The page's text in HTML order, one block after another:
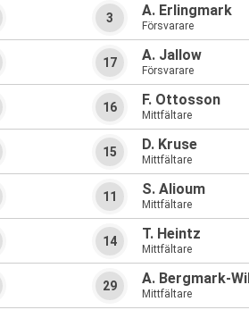
3 A. Erlingmark
Försvarare
17 A. Jallow
Försvarare
16 F. Ottosson
Mittfältare
15 D. Kruse
Mittfältare
11 S. Alioum
Mittfältare
14 T. Heintz
Mittfältare
29 A. Bergmark-
Mittfältare